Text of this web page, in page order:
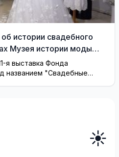
истории свадебного
Музея истории моды
я выставка Фонда
названием "Свадебные
☀️